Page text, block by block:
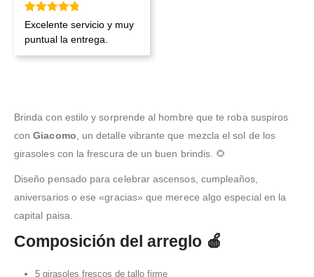
Valorado en 5 de 5
Excelente servicio y muy
puntual la entrega.
Brinda con estilo y sorprende al hombre que te roba suspiros
conGiacomo , un detalle vibrante que mezcla el sol de los
girasoles con la frescura de un buen brindis. 🌻
Diseño pensado para celebrar ascensos, cumpleaños,
aniversarios o ese «gracias» que merece algo especial en la
capital paisa.
Composición del arreglo 🍎
5 girasoles frescos de tallo firme